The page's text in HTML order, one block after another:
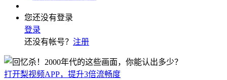
您还没有登录
登录
还没有帐号？ 注册
打开梨视频APP，提升3倍流畅度